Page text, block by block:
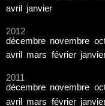
avril
janvier
2012
décembre novembre
avril
mars février
2011
décembre novembre
avril
mars février